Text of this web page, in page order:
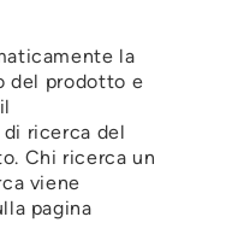
la
del prodotto e
ricerca del
Chi ricerca un
viene
pagina